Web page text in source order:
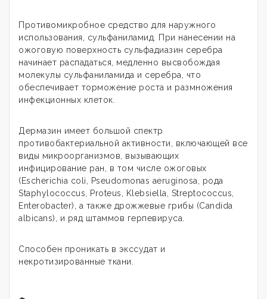
Противомикробное средство для наружного
использования, сульфаниламид. При нанесении на
ожоговую поверхность сульфадиазин серебра
начинает распадаться, медленно высвобождая
молекулы сульфаниламида и серебра, что
обеспечивает торможение роста и размножения
инфекционных клеток.
Дермазин имеет большой спектр
противобактериальной активности, включающей все
виды микроорганизмов, вызывающих
инфицирование ран, в том числе ожоговых
(Escherichia coli, Pseudomonas aeruginosa, рода
Staphylococcus, Proteus, Klebsiella, Streptococcus,
Enterobacter), а также дрожжевые грибы (Candida
albicans), и ряд штаммов герпевируса.
Способен проникать в экссудат и
некротизированные ткани.